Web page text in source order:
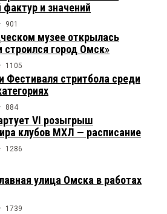
и значений
901
музее открылась
строился город Омск»
1105
Фестиваля стритбола среди
884
VI розыгрыш
клубов МХЛ — расписание
1286
улица Омска в работах
1739